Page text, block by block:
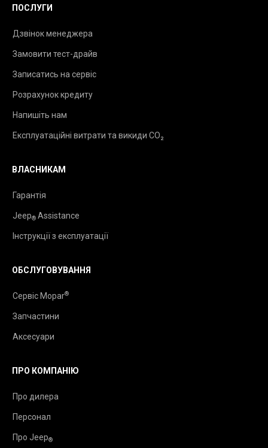
ПОСЛУГИ
Дзвінок менеджера
Замовити тест-драйв
Записатись на сервіс
Розрахунок кредиту
Напишіть нам
Експлуатаційні витрати та викиди CO₂
ВЛАСНИКАМ
Гарантія
Jeep® Assistance
Інструкції з експлуатації
ОБСЛУГОВУВАННЯ
Сервіс Mopar®
Запчастини
Аксесуари
ПРО КОМПАНІЮ
Про дилера
Персонал
Про Jeep®